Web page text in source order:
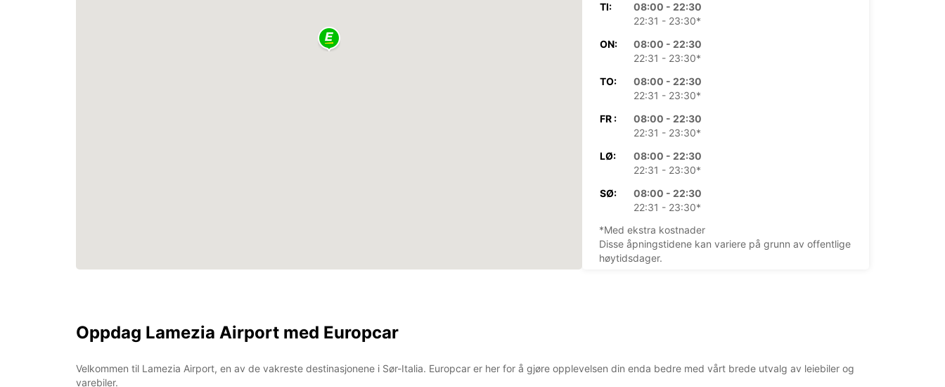
TI:
08:00 - 22:30
22:31 - 23:30*
ON:
08:00 - 22:30
22:31 - 23:30*
TO:
08:00 - 22:30
22:31 - 23:30*
FR :
08:00 - 22:30
22:31 - 23:30*
LØ:
08:00 - 22:30
22:31 - 23:30*
SØ:
08:00 - 22:30
22:31 - 23:30*
*Med ekstra kostnader
Disse åpningstidene kan variere på grunn av offentlige
høytidsdager.
Oppdag Lamezia Airport med Europcar
Velkommen til Lamezia Airport, en av de vakreste destinasjonene i Sør-Italia. Europcar er her for å gjøre opplevelsen din enda bedre med vårt brede utvalg av leiebiler og
varebiler.